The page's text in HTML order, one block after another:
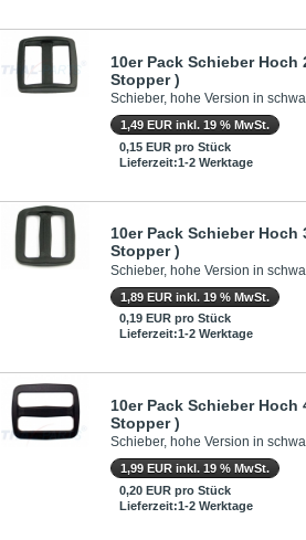
10er Pack Schieber Hoch
Stopper )
Schieber, hohe Version in
1,49 EUR inkl. 19 % MwSt.
0,15 EUR pro Stück
Lieferzeit:1-2 Werktage
10er Pack Schieber Hoch
Stopper )
Schieber, hohe Version in
1,89 EUR inkl. 19 % MwSt.
0,19 EUR pro Stück
Lieferzeit:1-2 Werktage
10er Pack Schieber Hoch
Stopper )
Schieber, hohe Version in
1,99 EUR inkl. 19 % MwSt.
0,20 EUR pro Stück
Lieferzeit:1-2 Werktage